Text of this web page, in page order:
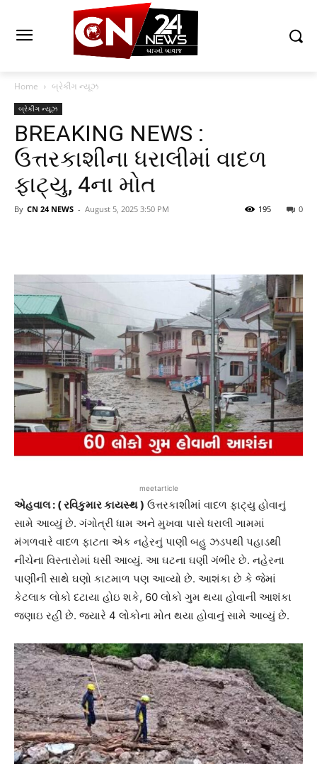
Home બ્રેકીંગ ન્યૂઝ
બ્રેકીંગ ન્યૂઝ
BREAKING NEWS :
ઉત્તરકાશીના ધરાલીમાં વાદળ
ફાટ્યુ, 4ના મોત
By CN 24 NEWS - August 5, 2025 3:50 PM 0
195
meetarticle
એહવાલ : ( રવિકુમાર કાયસ્થ ) ઉત્તરકાશીમાં વાદળ ફાટ્યુ હોવાનું
સામે આવ્યું છે. ગંગોત્રી ધામ અને મુખવા પાસે ધરાલી ગામમાં
મંગળવારે વાદળ ફાટતા એક નહેરનું પાણી બહુ ઝડપથી પહાડથી
નીચેના વિસ્તારોમાં ધસી આવ્યું. આ ઘટના ઘણી ગંભીર છે. નહેરના
પાણીની સાથે ઘણો કાટમાળ પણ આવ્યો છે. આશંકા છે કે જેમાં
કેટલાક લોકો દટાયા હોઇ શકે, 60 લોકો ગુમ થયા હોવાની આશંકા
જણાઇ રહી છે. જ્યારે 4 લોકોના મોત થયા હોવાનું સામે આવ્યું છે.